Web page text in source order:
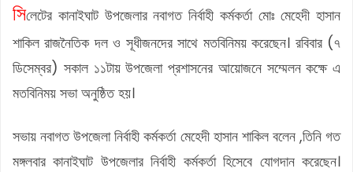
সিলেটের কানাইঘাট উপজেলার নবাগত নির্বাহী কর্মকর্তা মোঃ মেহেদী হাসান
শাকিল রাজনৈতিক দল ও সূধীজনদের সাথে মতবিনিময় করেছেন। রবিবার (৭
ডিসেম্বর) সকাল ১১টায় উপজেলা প্রশাসনের আয়োজনে সম্মেলন কক্ষে এ
মতবিনিময় সভা অনুষ্ঠিত হয়।
সভায় নবাগত উপজেলা নির্বাহী কর্মকর্তা মেহেদী হাসান শাকিল বলেন ,তিনি গত
মঙ্গলবার কানাইঘাট উপজেলার নির্বাহী কর্মকর্তা হিসেবে যোগদান করেছেন।